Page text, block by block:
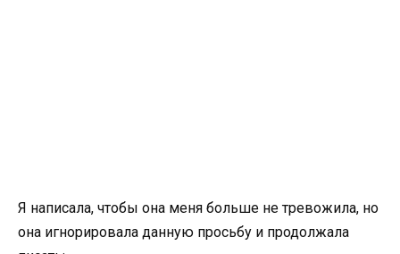
Я написала, чтобы она меня больше не тревожила, но
она игнорировала данную просьбу и продолжала